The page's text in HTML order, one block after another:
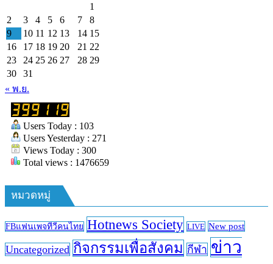
1
2
3 4 5 6 7
8
9
10 11 12 13 14 15
16
17 18 19 20 21 22
23
24 25 26 27 28 29
30
31
« พ.ย.
Users Today : 103
Users Yesterday : 271
Views Today : 300
Total views : 1476659
หมวดหมู่
FBแฟนเพจทีวีคนไทย Hotnews Society LIVE New post
Uncategorized กิจกรรมเพื่อสังคม กีฬา ข่าว